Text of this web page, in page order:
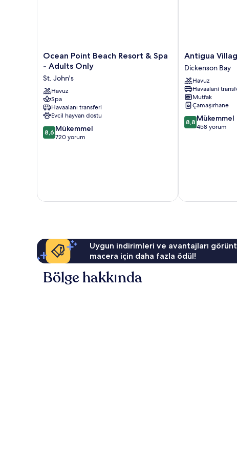
Ocean
Point
Resort
&
Spa
-
Adults
Only
St.
Ocean Point Beach Resort & Spa
- Adults Only
St. John's
Havuz
Spa
Havaalanı transferi
Evcil hayvan dostu
10
üzerinden
8,6 Mükemmel
720 yorum
Antigua
Village
Beach
Resort
Dickenson
Bay
Antigua
Dickenson Bay
Havuz
Havaalanı
Mutfak
Çamaşırhane
10
üzerinden
8,8 Mükemmel
458 yorum
Uygun indirimleri ve avantajları
macera için daha fazla ödül!
Bölge hakkında